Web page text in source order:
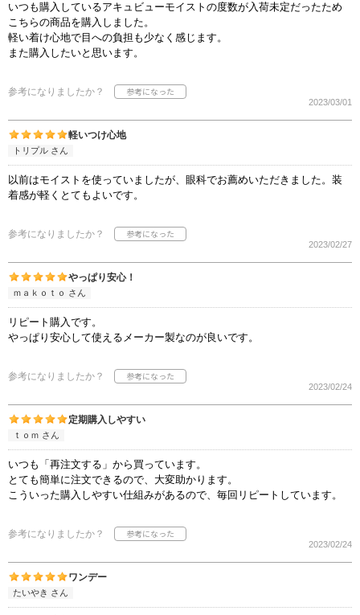
いつも購入しているアキュビューモイストの度数が入荷未定だったため
こちらの商品を購入しました。
軽い着け心地で目への負担も少なく感じます。
また購入したいと思います。
参考になりましたか？
2023/03/01
軽いつけ心地
トリプル さん
以前はモイストを使っていましたが、眼科でお薦めいただきました。装
着感が軽くとてもよいです。
参考になりましたか？
2023/02/27
やっぱり安心！
ｍａｋｏｔｏ さん
リピート購入です。
やっぱり安心して使えるメーカー製なのが良いです。
参考になりましたか？
2023/02/24
定期購入しやすい
ｔｏｍ さん
いつも「再注文する」から買っています。
とても簡単に注文できるので、大変助かります。
こういった購入しやすい仕組みがあるので、毎回リピートしています。
参考になりましたか？
2023/02/24
ワンデー
たいやき さん